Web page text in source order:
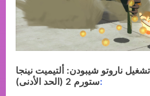
ناروتو شيبودن: ألتيميت نينجا
ستورم 2 (الحد الأدنى):